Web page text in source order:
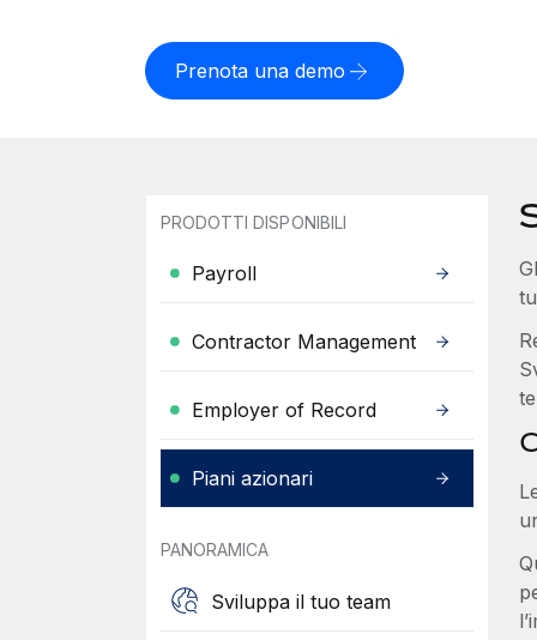
Prenota una demo
PRODOTTI DISPONIBILI
Payroll
Contractor Management
Employer of Record
Piani azionari
PANORAMICA
Sviluppa il tuo team